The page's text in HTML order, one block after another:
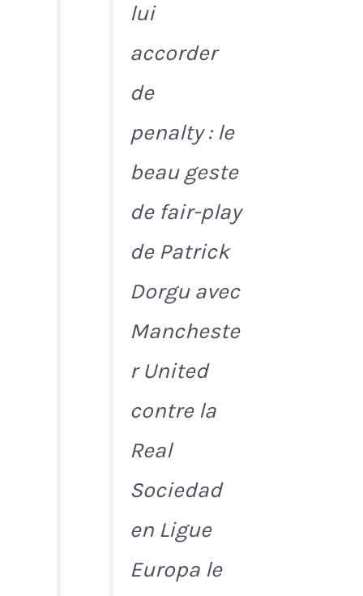
lui
accorder
de
penalty : le
beau geste
de fair-play
de Patrick
Dorgu avec
Mancheste
r United
contre la
Real
Sociedad
en Ligue
Europa le